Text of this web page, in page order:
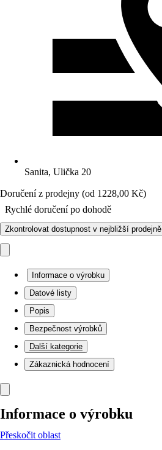
Sanita, Ulička 20
Doručení z prodejny (od 1228,00 Kč)
Rychlé doručení po dohodě
Zkontrolovat dostupnost v nejbližší prodejně
Informace o výrobku
Datové listy
Popis
Bezpečnost výrobků
Další kategorie
Zákaznická hodnocení
Informace o výrobku
Přeskočit oblast